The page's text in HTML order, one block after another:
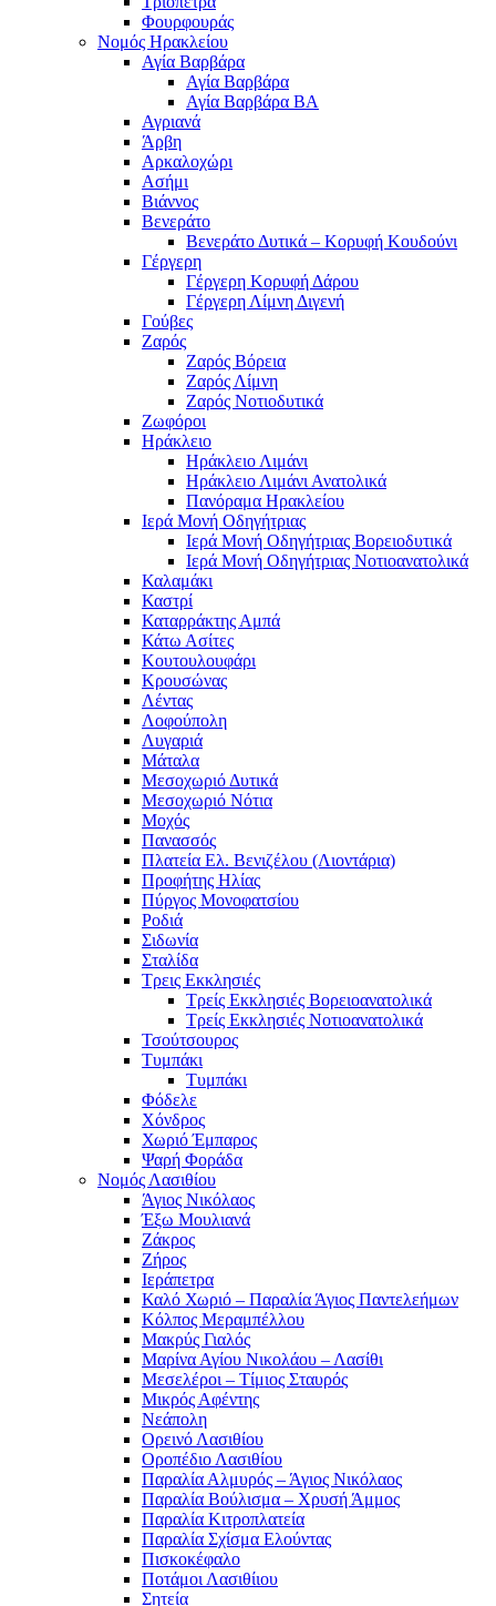
Φουρφουράς
Νομός Ηρακλείου
Αγία Βαρβάρα
Αγία Βαρβάρα
Αγία Βαρβάρα ΒΑ
Αγριανά
Άρβη
Αρκαλοχώρι
Ασήμι
Βιάννος
Βενεράτο
Βενεράτο Δυτικά – Κορυφή Κουδούνι
Γέργερη
Γέργερη Κορυφή Δάρου
Γέργερη Λίμνη Διγενή
Γούβες
Ζαρός
Ζαρός Βόρεια
Ζαρός Λίμνη
Ζαρός Νοτιοδυτικά
Ζωφόροι
Ηράκλειο
Ηράκλειο Λιμάνι
Ηράκλειο Λιμάνι Ανατολικά
Πανόραμα Ηρακλείου
Ιερά Μονή Οδηγήτριας
Ιερά Μονή Οδηγήτριας Βορειοδυτικά
Ιερά Μονή Οδηγήτριας Νοτιοανατολικά
Καλαμάκι
Καστρί
Καταρράκτης Αμπά
Κάτω Ασίτες
Κουτουλουφάρι
Κρουσώνας
Λέντας
Λοφούπολη
Λυγαριά
Μάταλα
Μεσοχωριό Δυτικά
Μεσοχωριό Νότια
Μοχός
Πανασσός
Πλατεία Ελ. Βενιζέλου (Λιοντάρια)
Προφήτης Ηλίας
Πύργος Μονοφατσίου
Ροδιά
Σιδωνία
Σταλίδα
Τρεις Εκκλησιές
Τρείς Εκκλησιές Βορειοανατολικά
Τρείς Εκκλησιές Νοτιοανατολικά
Τσούτσουρος
Τυμπάκι
Τυμπάκι
Φόδελε
Χόνδρος
Χωριό Έμπαρος
Ψαρή Φοράδα
Νομός Λασιθίου
Άγιος Νικόλαος
Έξω Μουλιανά
Ζάκρος
Ζήρος
Ιεράπετρα
Καλό Χωριό – Παραλία Άγιος Παντελεήμων
Κόλπος Μεραμπέλλου
Μακρύς Γιαλός
Μαρίνα Αγίου Νικολάου – Λασίθι
Μεσελέροι – Τίμιος Σταυρός
Μικρός Αφέντης
Νεάπολη
Ορεινό Λασιθίου
Οροπέδιο Λασιθίου
Παραλία Αλμυρός – Άγιος Νικόλαος
Παραλία Βούλισμα – Χρυσή Άμμος
Παραλία Κιτροπλατεία
Παραλία Σχίσμα Ελούντας
Πισκοκέφαλο
Ποτάμοι Λασιθίιου
Σητεία